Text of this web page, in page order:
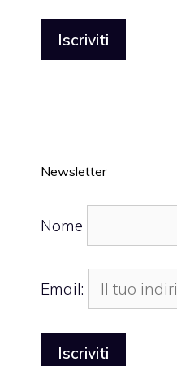
Newsletter
Nome
Email: